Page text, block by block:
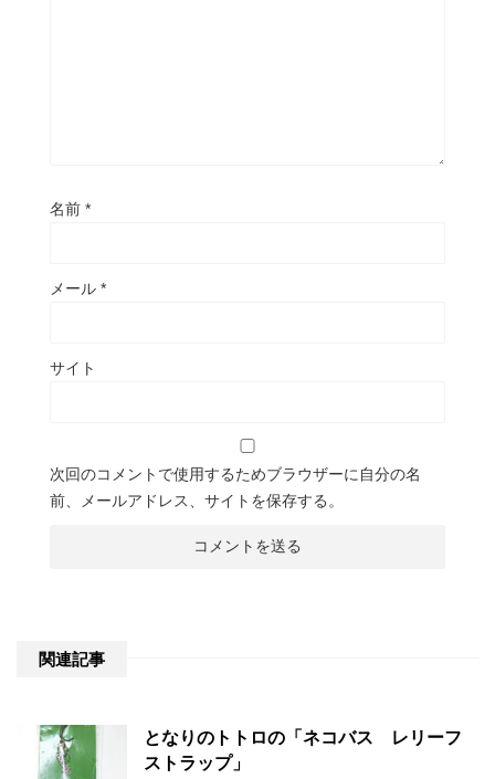
名前 *
メール *
サイト
次回のコメントで使用するためブラウザーに自分の名
前、メールアドレス、サイトを保存する。
関連記事
となりのトトロの「ネコバス レリーフ
ストラップ」